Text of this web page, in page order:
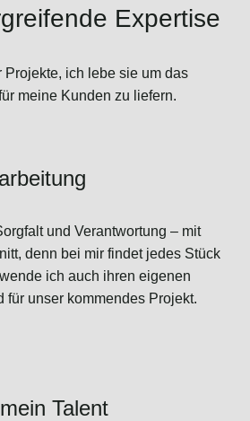
Expertise
Projekte, ich lebe sie um das
meine Kunden zu liefern.
und Verantwortung – mit
denn bei mir findet jedes Stück
ich auch ihren eigenen
für unser kommendes Projekt.
Talent